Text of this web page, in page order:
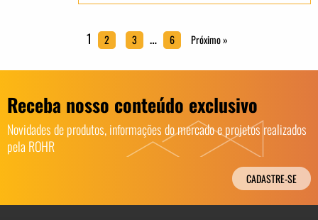
1 2 3 … 6 Próximo »
Receba nosso conteúdo exclusivo
Novidades de produtos, informações do mercado e projetos realizados
pela ROHR
CADASTRE-SE